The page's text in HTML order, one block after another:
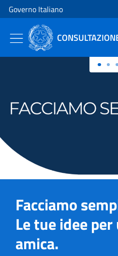
Vai al contenuto
Vai alla navigazione del sito
Governo Italiano
Facciamo
Le tue idee per
amica.